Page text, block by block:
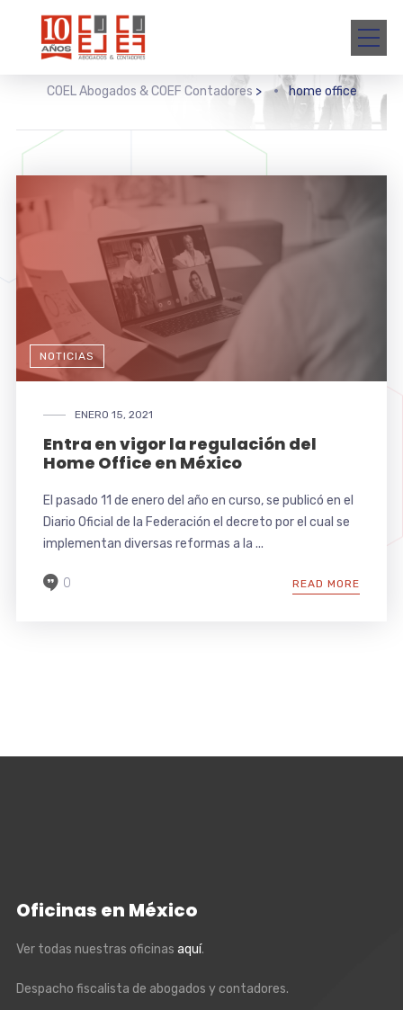
COEL Abogados & COEF Contadores > home office
NOTICIAS
ENERO 15, 2021
Entra en vigor la regulación del
Home Office en México
El pasado 11 de enero del año en curso, se publicó en el
Diario Oficial de la Federación el decreto por el cual se
implementan diversas reformas a la ...
READ MORE
0
Oficinas en México
Ver todas nuestras oficinas aquí.
Despacho fiscalista de abogados y contadores.